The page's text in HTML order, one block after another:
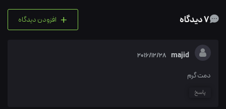
+ افزودن دیدگاه
majid
2016/12/28
دمت گرم
پاسخ